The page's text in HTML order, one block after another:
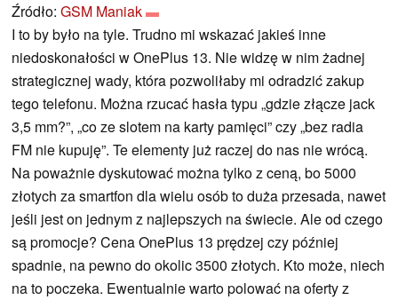
Źródło: GSM Maniak
I to by było na tyle. Trudno mi wskazać jakieś inne
niedoskonałości w OnePlus 13. Nie widzę w nim żadnej
strategicznej wady, która pozwoliłaby mi odradzić zakup
tego telefonu. Można rzucać hasła typu „gdzie złącze jack
3,5 mm?”, „co ze slotem na karty pamięci” czy „bez radia
FM nie kupuję”. Te elementy już raczej do nas nie wrócą.
Na poważnie dyskutować można tylko z ceną, bo 5000
złotych za smartfon dla wielu osób to duża przesada, nawet
jeśli jest on jednym z najlepszych na świecie. Ale od czego
są promocje? Cena OnePlus 13 prędzej czy później
spadnie, na pewno do okolic 3500 złotych. Kto może, niech
na to poczeka. Ewentualnie warto polować na oferty z